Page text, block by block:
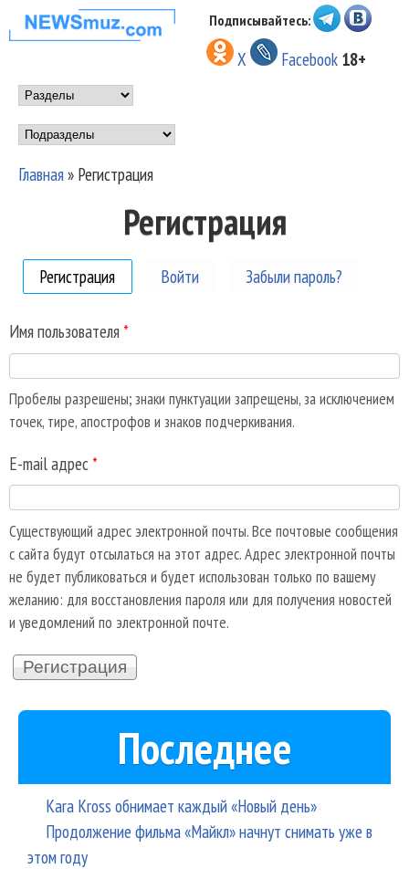
Перейти к основному
содержанию
НОВОСТИ
МУЗЫКИ И
ШОУ БИЗНЕСА
NEWSMUZ.COM
Подписывайтесь:
X Facebook 18+
Main menu
Подразделы
Главная» Регистрация
Регистрация
Регистрация (активная вкладка)
Войти Забыли пароль?
Имя пользователя *
Пробелы разрешены; знаки пунктуации запрещены, за исключением
точек, тире, апострофов и знаков подчеркивания.
E-mail адрес *
Существующий адрес электронной почты. Все почтовые сообщения
с сайта будут отсылаться на этот адрес. Адрес электронной почты
не будет публиковаться и будет использован только по вашему
желанию: для восстановления пароля или для получения новостей
и уведомлений по электронной почте.
Последнее
Kara Kross обнимает каждый «Новый день»
Продолжение фильма «Майкл» начнут снимать уже в
этом году